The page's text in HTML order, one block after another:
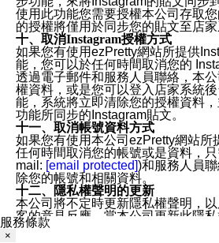
使用此功能您需要授權本公司存取
的授權將僅用於同步您的貼文至店家
十、取消Instagram授權方式
如果您有使用ezPretty網站所提供
能，您可以於任何時間取消您的
透過電子郵件和服務人員聯絡，本
權資料，或是您可以登入店家系統
能，系統將立即清除您的授權資料
功能所同步的Instagram貼文。
十一、取消帳號資料方式
如果您有使用本公司ezPretty網站所
任何時間取消您的帳號或是資料，
mail: [email protected])和服務人員
除您的帳號和相關資料。
十二、隱私權聲明的更新
本公司將不定時更新隱私權聲明，
客的意見反應。當本公司更新此隱
ezPretty網站 首頁上看到隱私權聲明
服務條款
×